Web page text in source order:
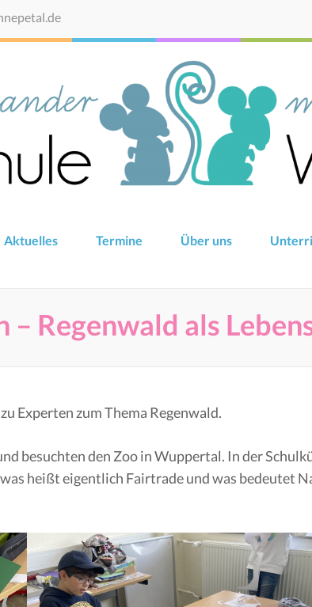
Aktuelles Termine Über uns
– Regenwald als
Experten zum Thema Regenwald.
besuchten den Zoo in Wuppertal. In der
heißt eigentlich Fairtrade und was bedeutet